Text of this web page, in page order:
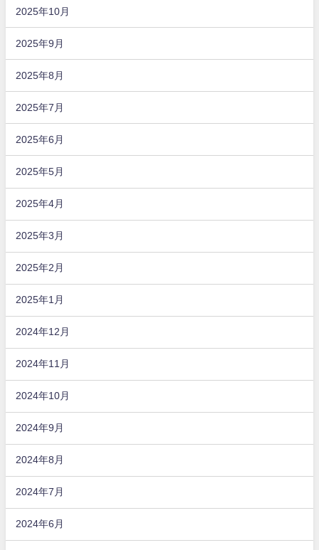
2025年10月
2025年9月
2025年8月
2025年7月
2025年6月
2025年5月
2025年4月
2025年3月
2025年2月
2025年1月
2024年12月
2024年11月
2024年10月
2024年9月
2024年8月
2024年7月
2024年6月